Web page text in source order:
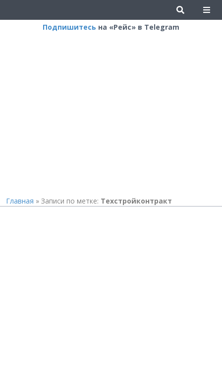
Подпишитесь на «Рейс» в Telegram
Главная » Записи по метке: Техстройконтракт